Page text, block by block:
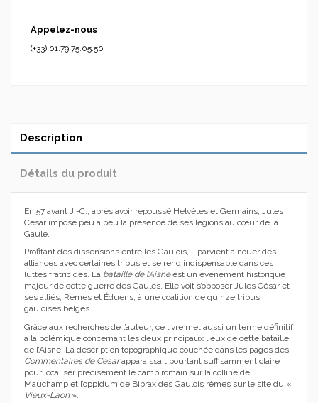
Appelez-nous
(+33) 01.79.75.05.50
Description
Détails du produit
En 57 avant J.-C., après avoir repoussé Helvètes et Germains, Jules
César impose peu à peu la présence de ses légions au cœur de la
Gaule.
Profitant des dissensions entre les Gaulois, il parvient à nouer des
alliances avec certaines tribus et se rend indispensable dans ces
luttes fratricides. La bataille de l’Aisneest un événement historique
majeur de cette guerre des Gaules. Elle voit s’opposer Jules César et
ses alliés, Rèmes et Éduens, à une coalition de quinze tribus
gauloises belges.
Grâce aux recherches de l’auteur, ce livre met aussi un terme définitif
à la polémique concernant les deux principaux lieux de cette bataille
de l’Aisne. La description topographique couchée dans les pages des
Commentaires de Césarapparaissait pourtant suffisamment claire
pour localiser précisément le camp romain sur la colline de
Mauchamp et l’oppidum de Bibrax des Gaulois rèmes sur le site du «
Vieux-Laon».